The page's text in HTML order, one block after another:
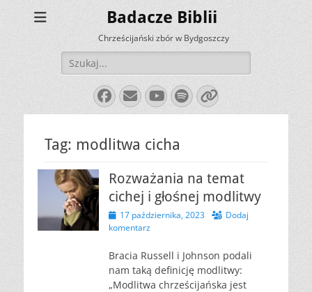
Badacze Biblii
Chrześcijański zbór w Bydgoszczy
Szukaj:
Facebook
E-
mail
YouTube
Spotify
Link
Tag: modlitwa cicha
Rozważania na temat
cichej i głośnej modlitwy
Opublikowano
17 października, 2023
Dodaj
komentarz
Bracia Russell i Johnson podali
nam taką definicję modlitwy:
„Modlitwa chrześcijańska jest